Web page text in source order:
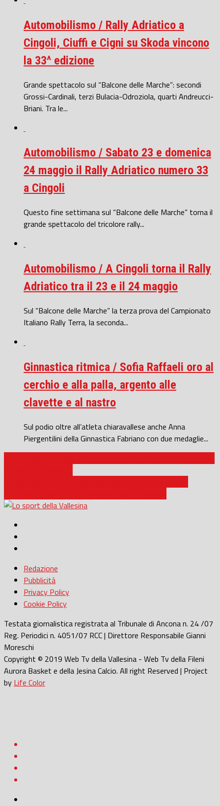
Automobilismo / Rally Adriatico a
Cingoli, Ciuffi e Cigni su Skoda vincono
la 33^ edizione
Grande spettacolo sul “Balcone delle Marche”: secondi
Grossi-Cardinali, terzi Bulacia-Odroziola, quarti Andreucci-
Briani. Tra le...
Automobilismo / Sabato 23 e domenica
24 maggio il Rally Adriatico numero 33
a Cingoli
Questo fine settimana sul “Balcone delle Marche” torna il
grande spettacolo del tricolore rally...
Automobilismo / A Cingoli torna il Rally
Adriatico tra il 23 e il 24 maggio
Sul “Balcone delle Marche” la terza prova del Campionato
Italiano Rally Terra, la seconda...
Ginnastica ritmica / Sofia Raffaeli oro al
cerchio e alla palla, argento alle
clavette e al nastro
Sul podio oltre all’atleta chiaravallese anche Anna
Piergentilini della Ginnastica Fabriano con due medaglie...
Redazione
Pubblicità
Privacy Policy
Cookie Policy
Testata giornalistica registrata al Tribunale di Ancona n. 24 /07
Reg. Periodici n. 4051/07 RCC | Direttore Responsabile Gianni
Moreschi
Copyright © 2019 Web Tv della Vallesina - Web Tv della Fileni
Aurora Basket e della Jesina Calcio. All right Reserved | Project
by Life Color